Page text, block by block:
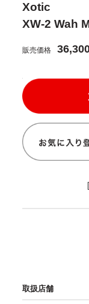
Xotic
XW-2 Wah
販売価格
[
取扱店舗